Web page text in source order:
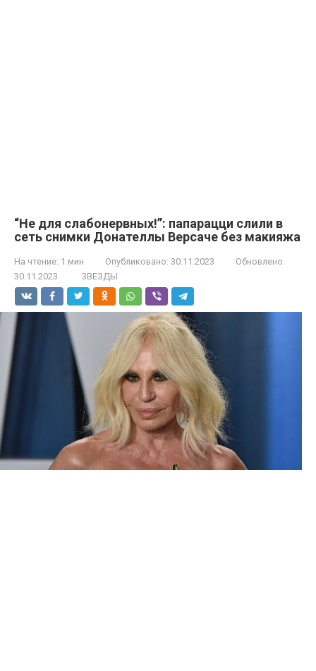
“Не для слабонервных!”: папарацци слили в
сеть снимки Донателлы Версаче без макияжа
На чтение: 1 мин Опубликовано: 30.11.2023
Обновлено:
30.11.2023
ЗВЕЗДЫ